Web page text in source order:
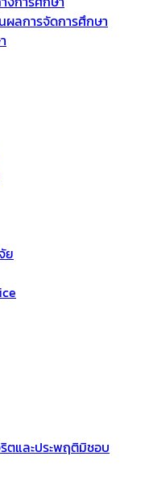
ผลการจัดการศึกษา
ย
ตและประพฤติมิชอบ